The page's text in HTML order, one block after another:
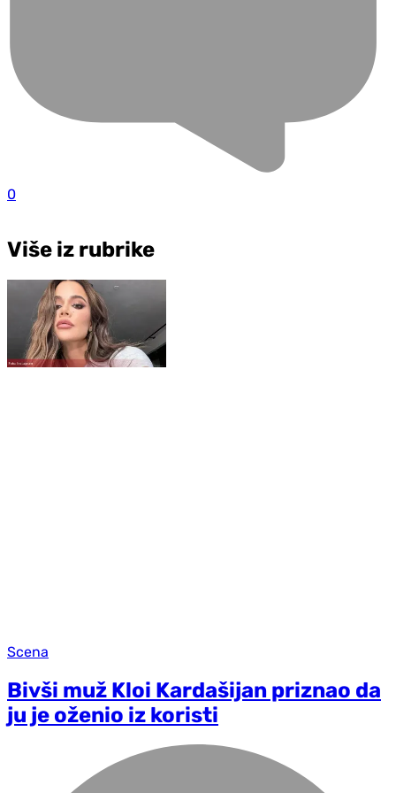
0
Više iz rubrike
Scena
Bivši muž Kloi Kardašijan priznao da
ju je oženio iz koristi